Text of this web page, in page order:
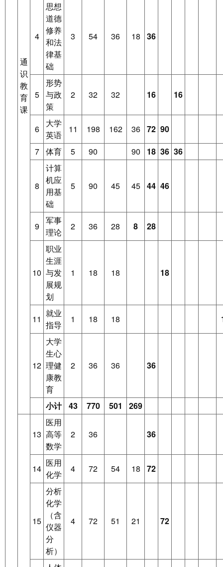
通
识
教
育
课
4
思想
道德
修养
和法
律基
础
3 54 36 18 36
5
形势
与政
策
2 32 32 16 16
6
大学
英语
11 198 162 36 72 90
7 体育 5 90 90 18 36 36
8
计算
机应
用基
础
5 90 45 45 44 46
9
军事
理论
2 36 28 8 28
10
职业
生涯
与发
展规
划
1 18 18 18
11
就业
指导
1 18 18
12
大学
生心
理健
康教
育
2 36 36 36
小计 43 770 501 269
13
医用
高等
数学
2 36 36
14
医用
化学
4 72 54 18 72
15
分析
化学
（含
仪器
分
析）
4 72 51 21 72